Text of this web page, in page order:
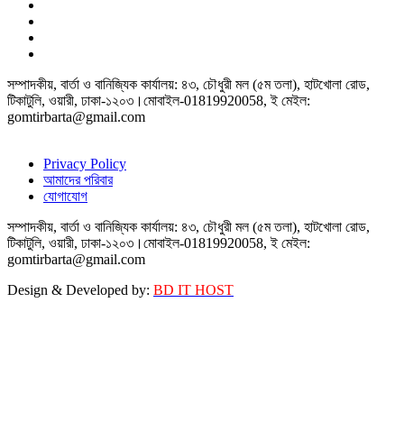
সম্পাদকীয়, বার্তা ও বানিজ্যিক কার্যালয়: ৪৩, চৌধুরী মল (৫ম তলা), হাটখোলা রোড,
টিকাটুলি, ওয়ারী, ঢাকা-১২০৩।মোবাইল-01819920058, ই মেইল:
gomtirbarta@gmail.com
Privacy Policy
আমাদের পরিবার
যোগাযোগ
সম্পাদকীয়, বার্তা ও বানিজ্যিক কার্যালয়: ৪৩, চৌধুরী মল (৫ম তলা), হাটখোলা রোড,
টিকাটুলি, ওয়ারী, ঢাকা-১২০৩।মোবাইল-01819920058, ই মেইল:
gomtirbarta@gmail.com
Design & Developed by: BD IT HOST